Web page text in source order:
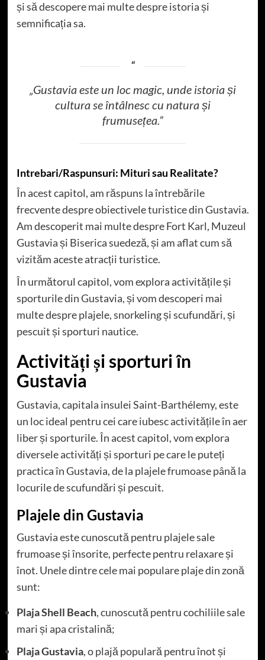
și să descopere mai multe despre istoria și
semnificația sa.
„Gustavia este un loc magic, unde istoria și
cultura se întâlnesc cu natura și
frumusețea.”
Intrebari/Raspunsuri: Mituri sau Realitate?
În acest capitol, am răspuns la întrebările
frecvente despre obiectivele turistice din Gustavia.
Am descoperit mai multe despre Fort Karl, Muzeul
Gustavia și Biserica suedeză, și am aflat cum să
vizităm aceste atracții turistice.
În următorul capitol, vom explora activitățile și
sporturile din Gustavia, și vom descoperi mai
multe despre plajele, snorkeling și scufundări, și
pescuit și sporturi nautice.
Activități și sporturi în
Gustavia
Gustavia, capitala insulei Saint-Barthélemy, este
un loc ideal pentru cei care iubesc activitățile în aer
liber și sporturile. În acest capitol, vom explora
diversele activități și sporturi pe care le puteți
practica în Gustavia, de la plajele frumoase până la
locurile de scufundări și pescuit.
Plajele din Gustavia
Gustavia este cunoscută pentru plajele sale
frumoase și însorite, perfecte pentru relaxare și
înot. Unele dintre cele mai populare plaje din zonă
sunt:
Plaja Shell Beach, cunoscută pentru cochiliile sale
mari și apa cristalină;
Plaja Gustavia, o plajă populară pentru înot și